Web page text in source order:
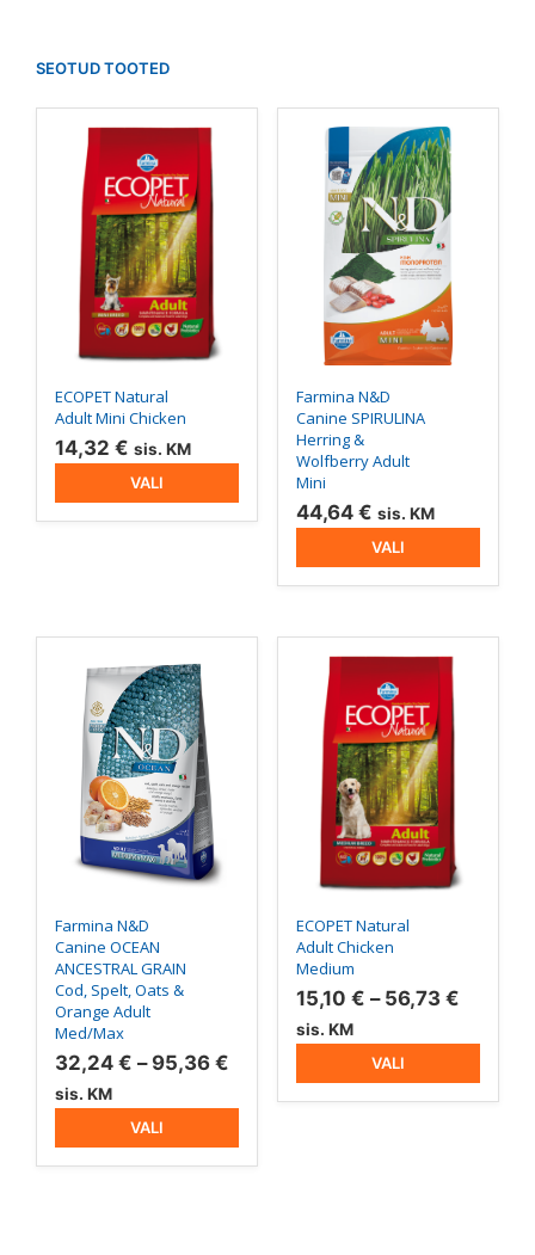
SEOTUD TOOTED
ECOPET Natural
Adult Mini Chicken
14,32 € sis. KM
VALI
Sellel
tootel
mitu
varianti.
Valikuid
saab
tootelehel.
Farmina N&D
Canine SPIRULINA
Herring &
Wolfberry Adult
Mini
44,64 € sis. KM
VALI
tootel
mitu
varianti.
Valikuid
saab
tootelehel.
Farmina N&D
Canine OCEAN
ANCESTRAL GRAIN
Cod, Spelt, Oats &
Orange Adult
Med/Max
32,24 € – 95,36 € Hinnavahemik:
95,36 €
sis. KM
VALI
Sellel
tootel
mitu
varianti.
Valikuid
saab
teha
tootelehel.
ECOPET Natural
Adult Chicken
Medium
15,10 € – 56,73 €
56,73 €
sis. KM
VALI
Sellel
tootel
mitu
varianti.
Valikuid
saab
tootelehel.